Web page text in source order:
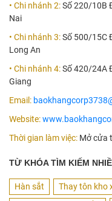
• Chi nhánh 2:Số 220/10B
Nai
• Chi nhánh 3:Số 500/15C
Long An
• Chi nhánh 4:Số 420/24A
Giang
Email:
Website:
Thời gian làm việc: Mở cửa
TỪ KHÓA TÌM KIẾM
Hàn sắt Thay tôn kho